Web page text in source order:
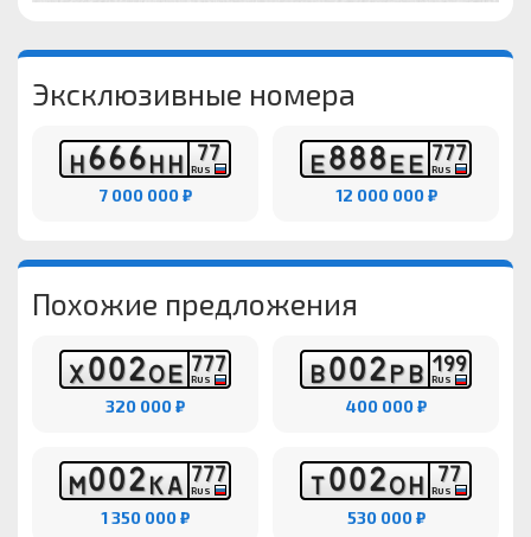
Эксклюзивные номера
Н666НН 77
RUS
7 000 000 ₽
Е888ЕЕ 777
RUS
12 000 000 ₽
Похожие предложения
Х002ОЕ 777
RUS
320 000 ₽
В002РВ 199
RUS
400 000 ₽
М002КА 777
RUS
1 350 000 ₽
Т002ОН 77
RUS
530 000 ₽